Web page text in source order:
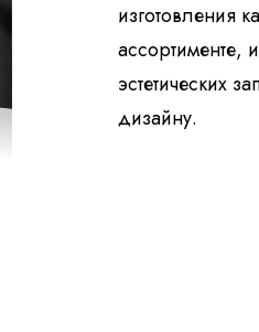
изготовления
ассортименте,
эстетических
дизайну.